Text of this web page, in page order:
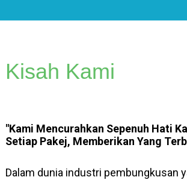
Kisah Kami
"Kami Mencurahkan Sepenuh Hati
Setiap Pakej, Memberikan Yang
Dalam dunia industri pembungkusan